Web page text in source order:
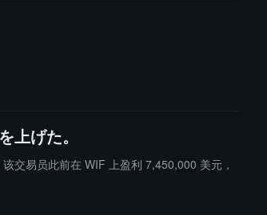
げた。
交易员此前在 WIF 上盈利 7,450,000 美元，